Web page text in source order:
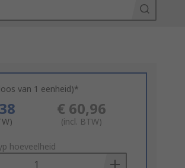
van 1 eenheid)*
€ 60,96
(incl. BTW)
hoeveelheid